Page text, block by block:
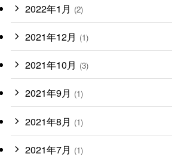
2022年1月 (2)
2021年12月 (1)
2021年10月 (3)
2021年9月 (1)
2021年8月 (1)
2021年7月 (1)